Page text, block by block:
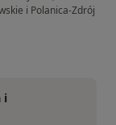
i Polanica-Zdrój
i